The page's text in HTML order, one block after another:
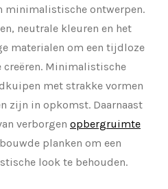
minimalistische ontwerpen.
neutrale kleuren en het
materialen om een tijdloze
Minimalistische
met strakke vormen
zijn in opkomst. Daarnaast
verborgen opbergruimte
planken om een
look te behouden.